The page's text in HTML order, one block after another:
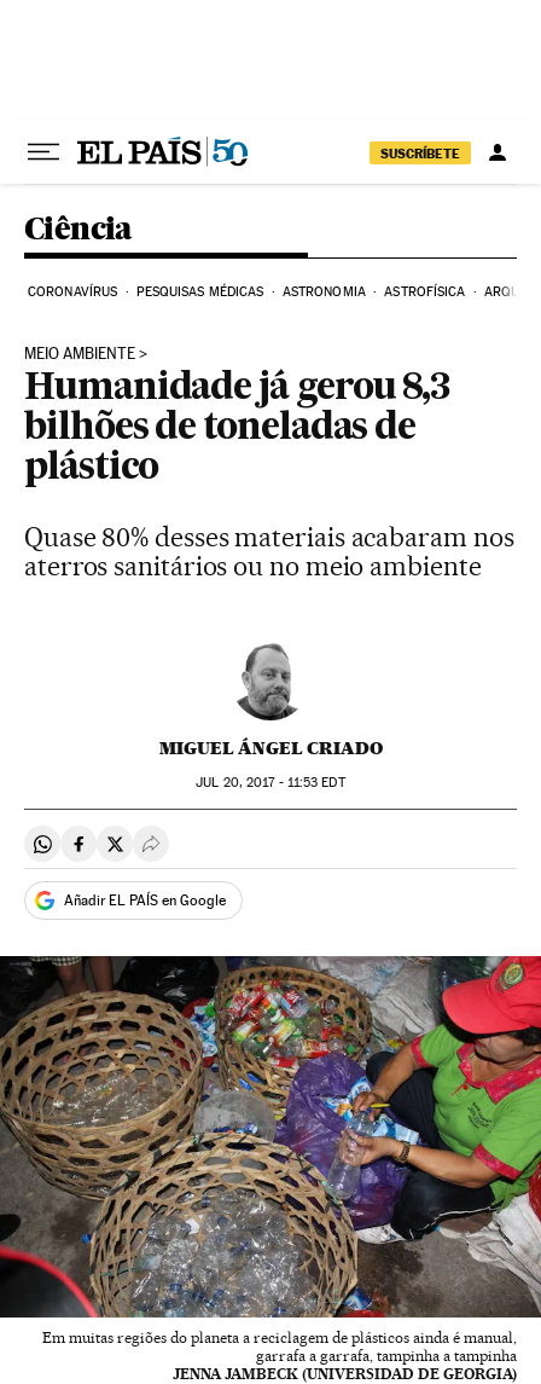
SUSCRÍBETE
Ciência
CORONAVÍRUS PESQUISAS MÉDICAS ASTRONOMIA ASTROFÍSICA
MEIO AMBIENTE
Humanidade já gerou 8,3
bilhões de toneladas de
plástico
Quase 80% desses materiais acabaram nos
aterros sanitários ou no meio ambiente
MIGUEL ÁNGEL CRIADO
JUL 20, 2017 - 11:53 EDT
Compartir en Whatsapp
Compartir en Facebook
Compartir en Twitter
Desplegar Redes Sociales
Añadir EL PAÍS en Google
Em muitas regiões do planeta a reciclagem de plásticos ainda é manual,
garrafa a garrafa, tampinha a tampinha
JENNA JAMBECK (UNIVERSIDAD DE GEORGIA)